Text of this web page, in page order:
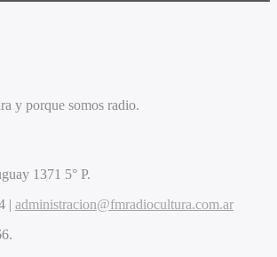
y porque somos radio.
1371 5° P.
| administracion@fmradiocultura.com.ar